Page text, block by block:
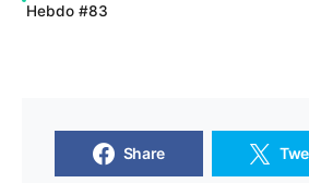
Hebdo #83
Share